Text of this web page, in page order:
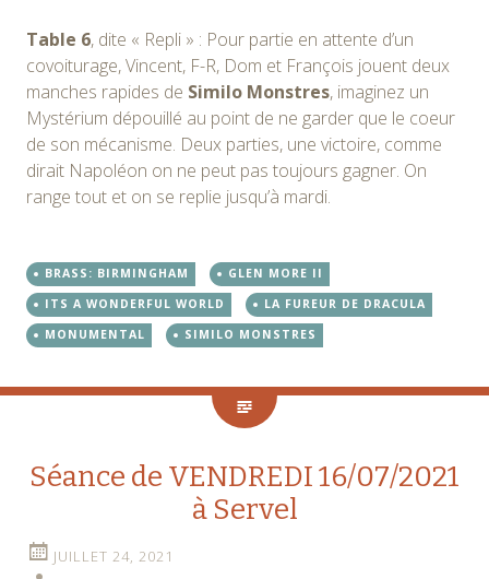
Table 6, dite « Repli » : Pour partie en attente d’un
covoiturage, Vincent, F-R, Dom et François jouent deux
manches rapides de Similo Monstres, imaginez un
Mystérium dépouillé au point de ne garder que le coeur
de son mécanisme. Deux parties, une victoire, comme
dirait Napoléon on ne peut pas toujours gagner. On
range tout et on se replie jusqu’à mardi.
BRASS: BIRMINGHAM
GLEN MORE II
ITS A WONDERFUL WORLD
LA FUREUR DE DRACULA
MONUMENTAL
SIMILO MONSTRES
Séance de VENDREDI 16/07/2021
à Servel
JUILLET 24, 2021